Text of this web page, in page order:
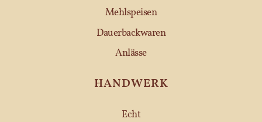
Mehlspeisen
Dauerbackwaren
Anlässe
HANDWERK
Echt